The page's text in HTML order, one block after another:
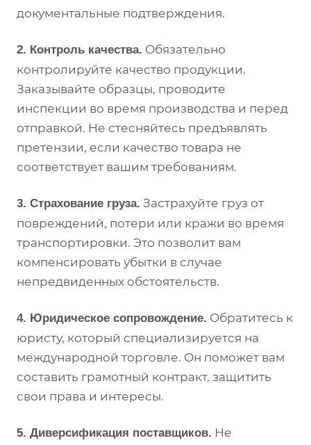
документальные подтверждения.
2. Контроль качества. Обязательно
контролируйте качество продукции.
Заказывайте образцы, проводите
инспекции во время производства и перед
отправкой. Не стесняйтесь предъявлять
претензии, если качество товара не
соответствует вашим требованиям.
3. Страхование груза. Застрахуйте груз от
повреждений, потери или кражи во время
транспортировки. Это позволит вам
компенсировать убытки в случае
непредвиденных обстоятельств.
4. Юридическое сопровождение. Обратитесь к
юристу, который специализируется на
международной торговле. Он поможет вам
составить грамотный контракт, защитить
свои права и интересы.
5. Диверсификация поставщиков. Не